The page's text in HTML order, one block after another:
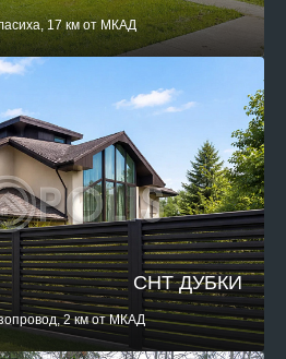
17 км от МКАД
СНТ ДУБКИ
2 км от МКАД